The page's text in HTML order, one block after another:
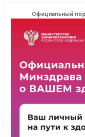
Официальный